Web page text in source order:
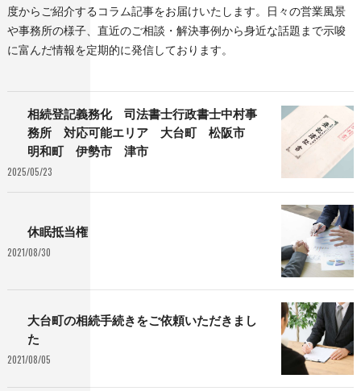
度からご紹介するコラム記事をお届けいたします。日々の営業風景
や事務所の様子、直近のご相談・解決事例から身近な話題まで示唆
に富んだ情報を定期的に発信しております。
相続登記義務化 司法書士行政書士中村事
務所 対応可能エリア 大台町 松阪市
明和町 伊勢市 津市
2025/05/23
休眠抵当権
2021/08/30
大台町の相続手続きをご依頼いただきまし
た
2021/08/05